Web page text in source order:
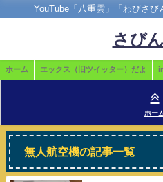
YouTube「八重雲」「わびさ
さび
ホーム エックス（旧ツイッター）だよ
ホー
無人航空機の記事一覧